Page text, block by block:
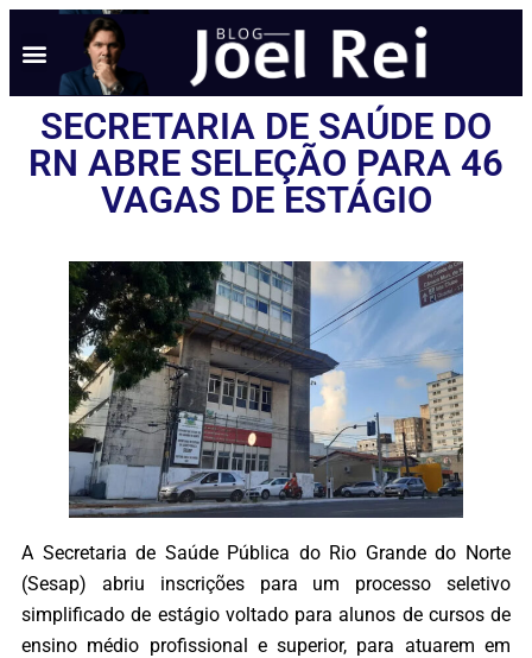
SECRETARIA DE SAÚDE DO
RN ABRE SELEÇÃO PARA 46
VAGAS DE ESTÁGIO
A Secretaria de Saúde Pública do Rio Grande do Norte
(Sesap) abriu inscrições para um processo seletivo
simplificado de estágio voltado para alunos de cursos de
ensino médio profissional e superior, para atuarem em